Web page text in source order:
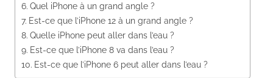
Quel iPhone à un grand angle ?
Est-ce que l’iPhone 12 à un grand angle ?
Quelle iPhone peut aller dans l’eau ?
Est-ce que l’iPhone 8 va dans l’eau ?
Est-ce que l’iPhone 6 peut aller dans l’eau ?